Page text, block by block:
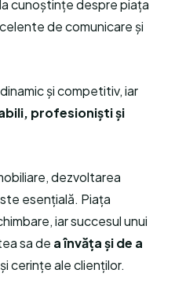
cunoștințe despre piața
de comunicare și
și competitiv, iar
profesioniști și
dezvoltarea
esențială. Piața
iar succesul unui
sa de a învăța și de a
cerințe ale clienților.